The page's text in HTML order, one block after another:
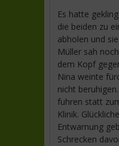
Es hatte
die beiden zu
abholen und
Müller sah
dem Kopf
Nina weinte
nicht
fuhren statt
Klinik.
Entwarnung
Schrecken